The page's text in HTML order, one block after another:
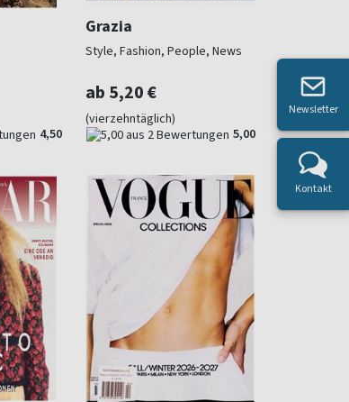
4,50
Grazia
Style, Fashion, People, News
ab 5,20 €
(vierzehntäglich)
5,00
Newsletter
Kontakt